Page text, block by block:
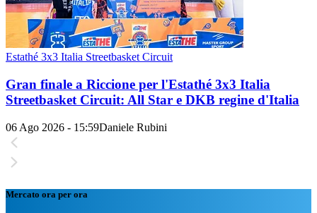
Estathé 3x3 Italia Streetbasket Circuit
Gran finale a Riccione per l'Estathé 3x3 Italia
Streetbasket Circuit: All Star e DKB regine d'Italia
06 Ago 2026 - 15:59Daniele Rubini
Mercato ora per ora